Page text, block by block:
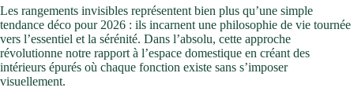
Les rangements invisibles représentent bien plus qu’une simple
tendance déco pour 2026 : ils incarnent une philosophie de vie tournée
vers l’essentiel et la sérénité. Dans l’absolu, cette approche
révolutionne notre rapport à l’espace domestique en créant des
intérieurs épurés où chaque fonction existe sans s’imposer
visuellement.